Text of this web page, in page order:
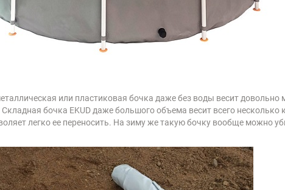
или пластиковая бочка даже без воды весит довольно
бочка EKUD даже большого объема весит всего
легко ее переносить. На зиму же такую бочку вообще можно